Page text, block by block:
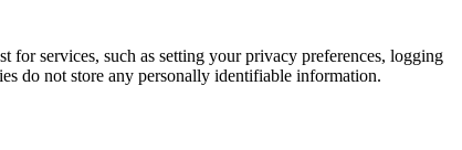
for services, such as setting your privacy preferences, logging
do not store any personally identifiable information.